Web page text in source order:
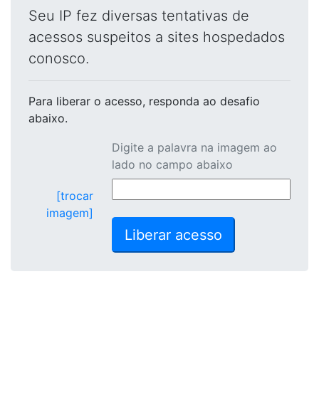
Seu IP fez diversas tentativas de
acessos suspeitos a sites hospedados
conosco.
Para liberar o acesso, responda ao desafio
abaixo.
[trocar
imagem]
Digite a palavra na imagem ao
lado no campo abaixo